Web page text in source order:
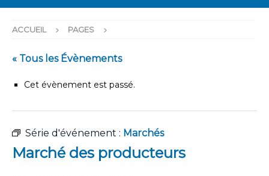
ACCUEIL PAGES
« Tous les Évènements
Cet évènement est passé.
Série d'événement : Marchés
Marché des producteurs